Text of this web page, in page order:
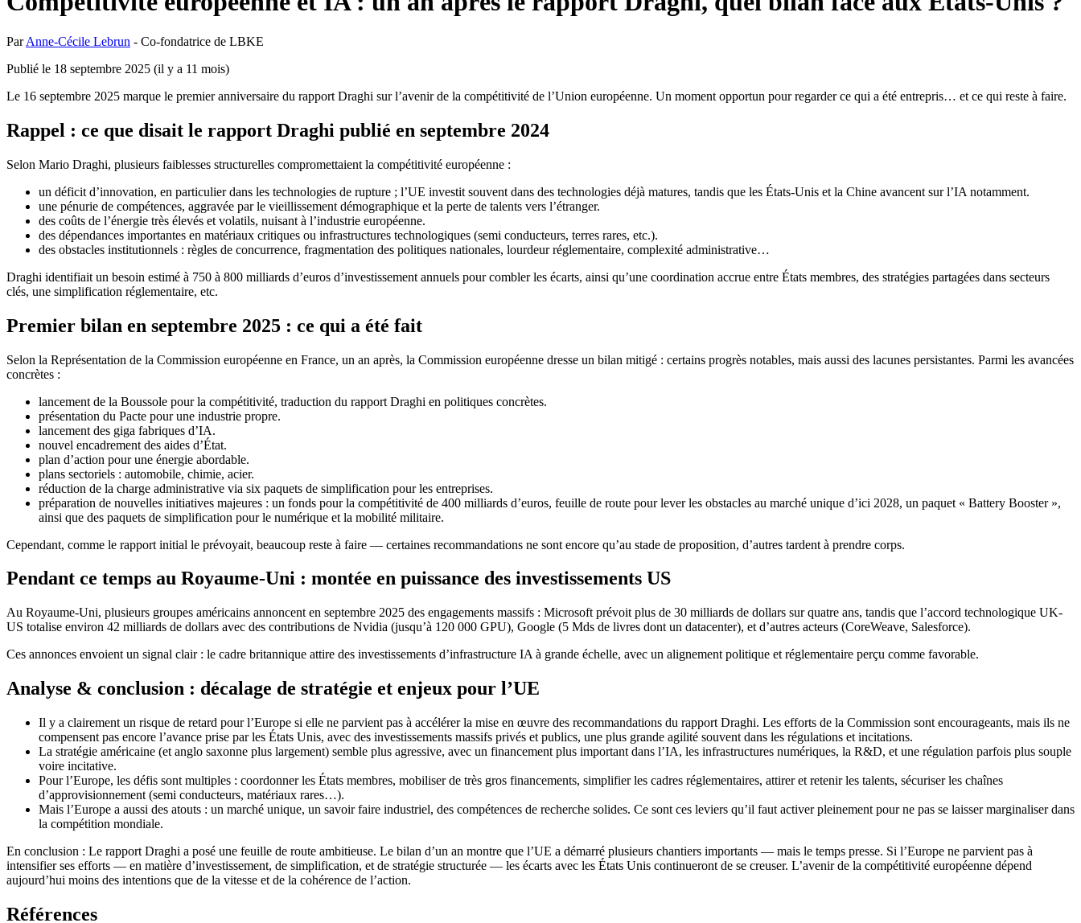
ParAnne-Cécile Lebrun - Co-fondatrice de LBKE
Publié le 18 septembre 2025 (il y a 11 mois)
Le 16 septembre 2025 marque le premier anniversaire du rapport Draghi sur l’avenir de la compétitivité de l’Union européenne. Un moment opportun pour regarder ce qui a été entrepris… et ce qui reste à faire.
Rappel : ce que disait le rapport Draghi publié en septembre 2024
Selon Mario Draghi, plusieurs faiblesses structurelles compromettaient la compétitivité européenne :
un déficit d’innovation, en particulier dans les technologies de rupture ; l’UE investit souvent dans des technologies déjà matures, tandis que les États-Unis et la Chine avancent sur l’IA notamment.
une pénurie de compétences, aggravée par le vieillissement démographique et la perte de talents vers l’étranger.
des coûts de l’énergie très élevés et volatils, nuisant à l’industrie européenne.
des dépendances importantes en matériaux critiques ou infrastructures technologiques (semi conducteurs, terres rares, etc.).
des obstacles institutionnels : règles de concurrence, fragmentation des politiques nationales, lourdeur réglementaire, complexité administrative…
Draghi identifiait un besoin estimé à 750 à 800 milliards d’euros d’investissement annuels pour combler les écarts, ainsi qu’une coordination accrue entre États membres, des stratégies partagées dans secteurs
clés, une simplification réglementaire, etc.
Premier bilan en septembre 2025 : ce qui a été fait
Selon la Représentation de la Commission européenne en France, un an après, la Commission européenne dresse un bilan mitigé : certains progrès notables, mais aussi des lacunes persistantes. Parmi les avancées
concrètes :
lancement de la Boussole pour la compétitivité, traduction du rapport Draghi en politiques concrètes.
présentation du Pacte pour une industrie propre.
lancement des giga fabriques d’IA.
nouvel encadrement des aides d’État.
plan d’action pour une énergie abordable.
plans sectoriels : automobile, chimie, acier.
réduction de la charge administrative via six paquets de simplification pour les entreprises.
préparation de nouvelles initiatives majeures : un fonds pour la compétitivité de 400 milliards d’euros, feuille de route pour lever les obstacles au marché unique d’ici 2028, un paquet « Battery Booster »,
ainsi que des paquets de simplification pour le numérique et la mobilité militaire.
Cependant, comme le rapport initial le prévoyait, beaucoup reste à faire — certaines recommandations ne sont encore qu’au stade de proposition, d’autres tardent à prendre corps.
Pendant ce temps au Royaume-Uni : montée en puissance des investissements US
Au Royaume-Uni, plusieurs groupes américains annoncent en septembre 2025 des engagements massifs : Microsoft prévoit plus de 30 milliards de dollars sur quatre ans, tandis que l’accord technologique UK-
US totalise environ 42 milliards de dollars avec des contributions de Nvidia (jusqu’à 120 000 GPU), Google (5 Mds de livres dont un datacenter), et d’autres acteurs (CoreWeave, Salesforce).
Ces annonces envoient un signal clair : le cadre britannique attire des investissements d’infrastructure IA à grande échelle, avec un alignement politique et réglementaire perçu comme favorable.
Analyse & conclusion : décalage de stratégie et enjeux pour l’UE
Il y a clairement un risque de retard pour l’Europe si elle ne parvient pas à accélérer la mise en œuvre des recommandations du rapport Draghi. Les efforts de la Commission sont encourageants, mais ils ne
compensent pas encore l’avance prise par les États Unis, avec des investissements massifs privés et publics, une plus grande agilité souvent dans les régulations et incitations.
La stratégie américaine (et anglo saxonne plus largement) semble plus agressive, avec un financement plus important dans l’IA, les infrastructures numériques, la R&D, et une régulation parfois plus souple
voire incitative.
Pour l’Europe, les défis sont multiples : coordonner les États membres, mobiliser de très gros financements, simplifier les cadres réglementaires, attirer et retenir les talents, sécuriser les chaînes
d’approvisionnement (semi conducteurs, matériaux rares…).
Mais l’Europe a aussi des atouts : un marché unique, un savoir faire industriel, des compétences de recherche solides. Ce sont ces leviers qu’il faut activer pleinement pour ne pas se laisser marginaliser dans
la compétition mondiale.
En conclusion : Le rapport Draghi a posé une feuille de route ambitieuse. Le bilan d’un an montre que l’UE a démarré plusieurs chantiers importants — mais le temps presse. Si l’Europe ne parvient pas à
intensifier ses efforts — en matière d’investissement, de simplification, et de stratégie structurée — les écarts avec les États Unis continueront de se creuser. L’avenir de la compétitivité européenne dépend
aujourd’hui moins des intentions que de la vitesse et de la cohérence de l’action.
Références